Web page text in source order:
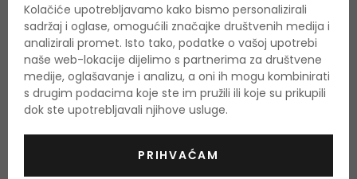
Kolačiće upotrebljavamo kako bismo personalizirali
sadržaj i oglase, omogućili značajke društvenih medija i
analizirali promet. Isto tako, podatke o vašoj upotrebi
naše web-lokacije dijelimo s partnerima za društvene
medije, oglašavanje i analizu, a oni ih mogu kombinirati
s drugim podacima koje ste im pružili ili koje su prikupili
dok ste upotrebljavali njihove usluge.
PRIHVAĆAM